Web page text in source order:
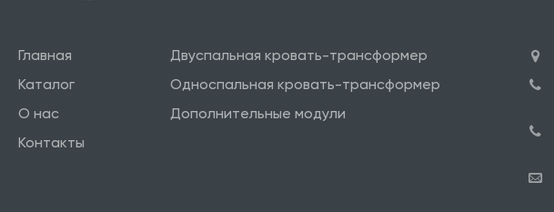
Главная
Каталог
О нас
Контакты
Двуспальная кровать-трансформер
Односпальная кровать-трансформер
Дополнительные модули